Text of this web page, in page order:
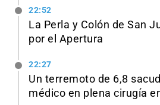
22:52
La Perla y Colón de San
por el Apertura
22:27
Un terremoto de 6,8
médico en plena cirugía